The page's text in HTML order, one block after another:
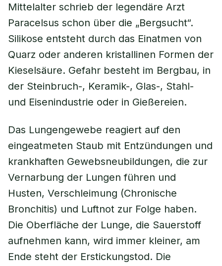
Mittelalter schrieb der legendäre Arzt
Paracelsus schon über die „Bergsucht“.
Silikose entsteht durch das Einatmen von
Quarz oder anderen kristallinen Formen der
Kieselsäure. Gefahr besteht im Bergbau, in
der Steinbruch-, Keramik-, Glas-, Stahl-
und Eisenindustrie oder in Gießereien.
Das Lungengewebe reagiert auf den
eingeatmeten Staub mit Entzündungen und
krankhaften Gewebsneubildungen, die zur
Vernarbung der Lungen führen und
Husten, Verschleimung (Chronische
Bronchitis) und Luftnot zur Folge haben.
Die Oberfläche der Lunge, die Sauerstoff
aufnehmen kann, wird immer kleiner, am
Ende steht der Erstickungstod. Die